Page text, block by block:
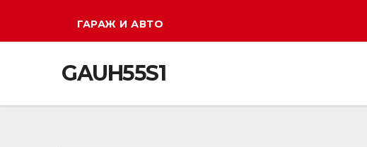
ГАРАЖ И АВТО
GAUH55S1